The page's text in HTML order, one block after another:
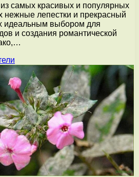
самых красивых и популярных
нежные лепестки и прекрасный
идеальным выбором для
и создания романтической